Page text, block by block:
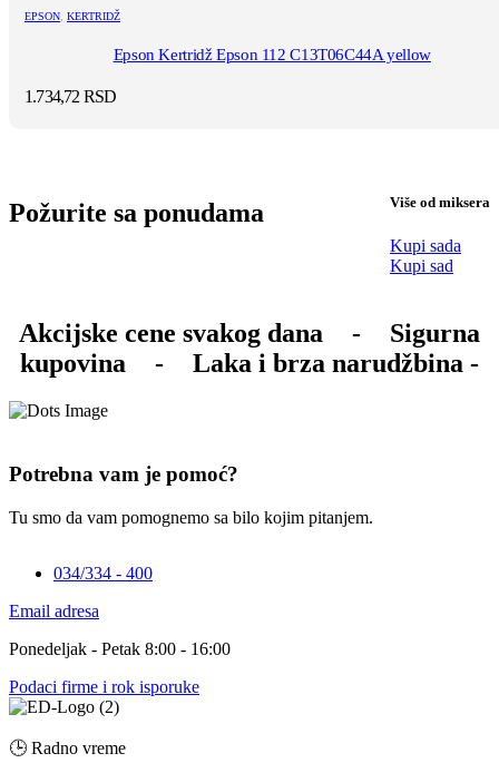
EPSON KERTRIDŽ
Epson Kertridž Epson 112 C13T06C44A yellow
1.734,72 RSD
Požurite sa ponudama Više od miksera
Kupi sada
Kupi sad
Akcijske cene svakog dana -
Sigurna
kupovina
- Laka i brza narudžbina -
Potrebna vam je pomoć?
Tu smo da vam pomognemo sa bilo kojim pitanjem.
034/334 - 400
Email adresa
Ponedeljak - Petak 8:00 - 16:00
Podaci firme i rok isporuke
🕒 Radno vreme